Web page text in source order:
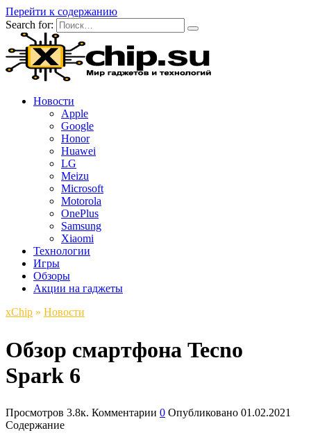
Перейти к содержанию
Search for:
Новости
Apple
Google
Honor
Huawei
LG
Meizu
Microsoft
Motorola
OnePlus
Samsung
Xiaomi
Технологии
Игры
Обзоры
Акции на гаджеты
xСhip » Новости
Обзор смартфона Tecno
Spark 6
Просмотров 3.8к. Комментарии 0 Опубликовано 01.02.2021
Содержание